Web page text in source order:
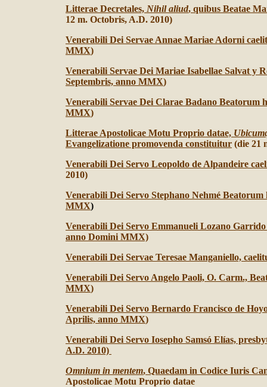
Litterae Decretales, Nihil aliud, quibus Beatae
12 m. Octobris, A.D. 2010)
Venerabili Dei Servae Annae Mariae Adorni
MMX)
Venerabili Servae Dei Mariae Isabellae Salvat y
Septembris, anno MMX)
Venerabili Servae Dei Clarae Badano Beatorum
MMX)
Litterae Apostolicae Motu Proprio datae,
Evangelizatione promovenda constituitur (die 21
Venerabili Dei Servo Leopoldo de Alpandeire
2010)
Venerabili Dei Servo Stephano Nehmé
MMX)
Venerabili Dei Servo Emmanueli Lozano
anno Domini MMX)
Venerabili Dei Servae Teresae Manganiello,
Venerabili Dei Servo Angelo Paoli, O. Carm.,
MMX)
Venerabili Dei Servo Bernardo Francisco de
Aprilis, anno MMX)
Venerabili Dei Servo Iosepho Samsó Elías,
A.D. 2010)
Omnium in mentem, Quaedam in Codice Iuris
Apostolicae Motu Proprio datae